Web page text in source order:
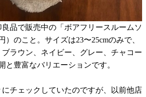
品で販売中の「ボアフリースルームソ
）のこと。サイズは23〜25cmのみで、
ラウン、ネイビー、グレー、チャコー
と豊富なバリエーションです。
チェックしていたのですが、以前他店